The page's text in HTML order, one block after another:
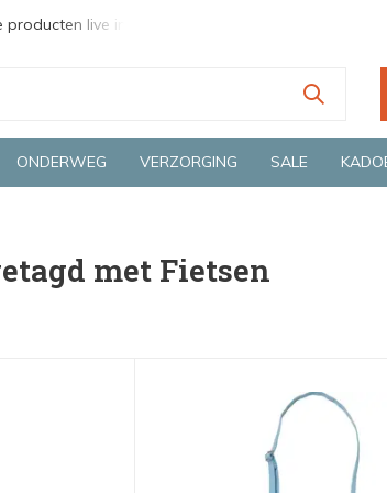
producten live in onze winkel in Deventer
ONDERWEG VERZORGING SALE
met Fietsen